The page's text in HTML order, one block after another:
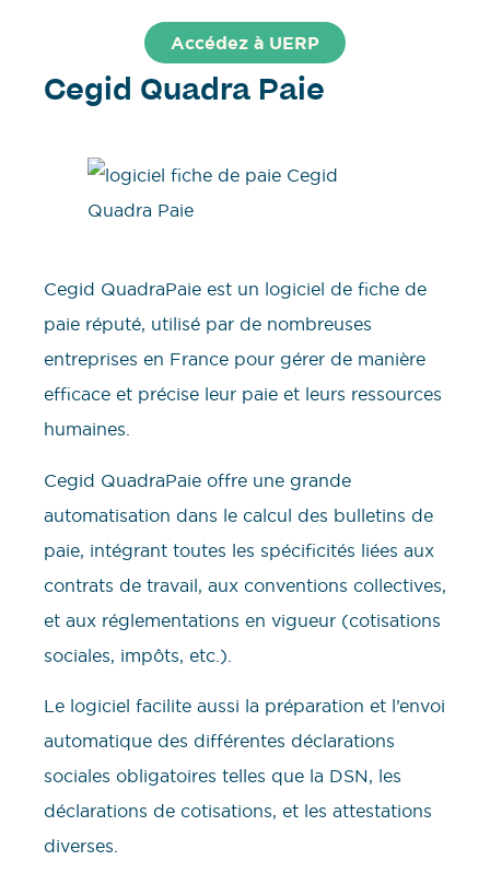
Accédez à UERP
Cegid Quadra Paie
Cegid QuadraPaie est un logiciel de fiche de
paie réputé, utilisé par de nombreuses
entreprises en France pour gérer de manière
efficace et précise leur paie et leurs ressources
humaines.
Cegid QuadraPaie offre une grande
automatisation dans le calcul des bulletins de
paie, intégrant toutes les spécificités liées aux
contrats de travail, aux conventions collectives,
et aux réglementations en vigueur (cotisations
sociales, impôts, etc.).
Le logiciel facilite aussi la préparation et l’envoi
automatique des différentes déclarations
sociales obligatoires telles que la DSN, les
déclarations de cotisations, et les attestations
diverses.